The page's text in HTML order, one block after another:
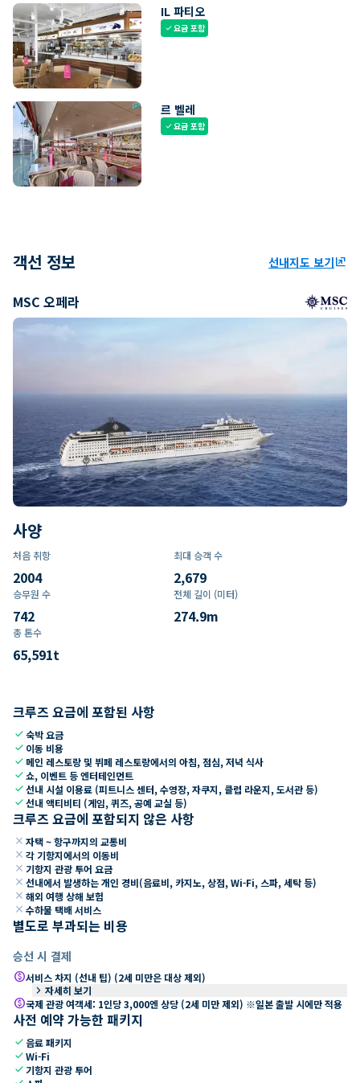
IL 파티오
check요금 포함
르 벨레
check요금 포함
객선 정보 선내지도 보기ungroup
MSC 오페라
사양
처음 취항
2004
최대 승객 수
2,679
승무원 수
742
전체 길이 (미터)
274.9m
총 톤수
65,591t
크루즈 요금에 포함된 사항
check숙박 요금
check 이동 비용
check 메인 레스토랑 및 뷔페 레스토랑에서의 아침, 점심, 저녁 식사
check쇼, 이벤트 등 엔터테인먼트
check선내 시설 이용료 (피트니스 센터, 수영장, 자쿠지, 클럽 라운지, 도서관 등)
check선내 액티비티 (게임, 퀴즈, 공예 교실 등)
크루즈 요금에 포함되지 않은 사항
close 자택 ~ 항구까지의 교통비
close 각 기항지에서의 이동비
close 기항지 관광 투어 요금
close 선내에서 발생하는 개인 경비(음료비, 카지노, 상점, Wi-Fi, 스파, 세탁 등)
close 해외 여행 상해 보험
close 수하물 택배 서비스
별도로 부과되는 비용
승선 시 결제
paid서비스 차지 (선내 팁) (2세 미만은 대상 제외)
keyboard_arrow_right 자세히 보기
paid국제 관광 여객세: 1인당 3,000엔 상당 (2세 미만 제외) ※일본 출발 시에만 적용
사전 예약 가능한 패키지
check 음료 패키지
checkWi-Fi
check 기항지 관광 투어